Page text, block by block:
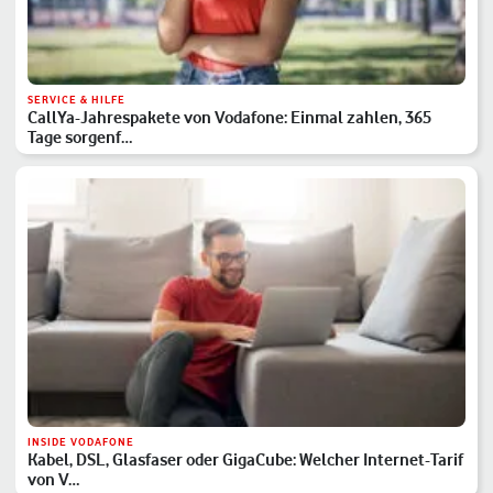
SERVICE & HILFE
CallYa-Jahrespakete von Vodafone: Einmal zahlen, 365
Tage sorgenf…
INSIDE VODAFONE
Kabel, DSL, Glasfaser oder GigaCube: Welcher Internet-Tarif
von V…